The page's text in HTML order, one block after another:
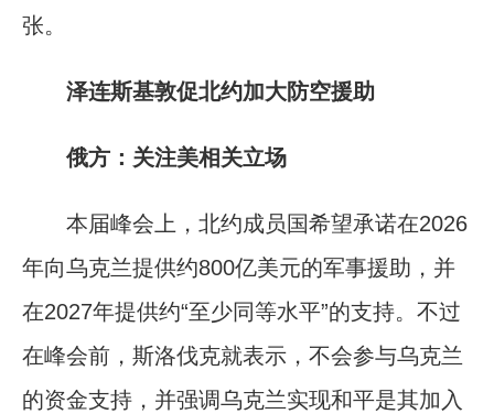
张。
泽连斯基敦促北约加大防空援助
俄方：关注美相关立场
本届峰会上，北约成员国希望承诺在2026
年向乌克兰提供约800亿美元的军事援助，并
在2027年提供约“至少同等水平”的支持。不过
在峰会前，斯洛伐克就表示，不会参与乌克兰
的资金支持，并强调乌克兰实现和平是其加入